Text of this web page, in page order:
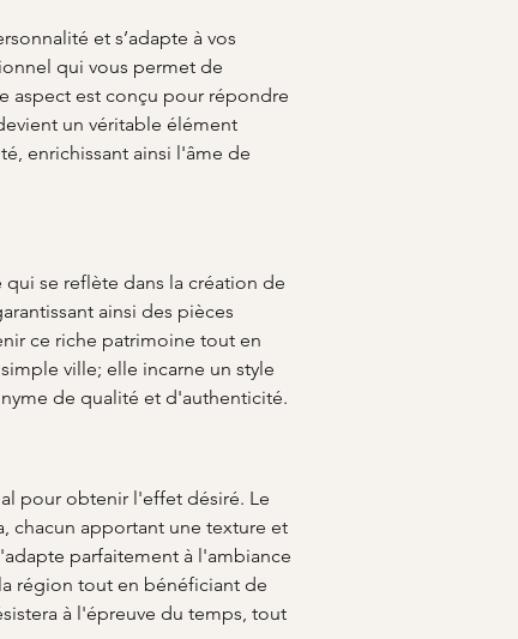
et s’adapte à vos
qui vous permet de
aspect est conçu pour répondre
un véritable élément
enrichissant ainsi l'âme de
se reflète dans la création de
ainsi des pièces
ce riche patrimoine tout en
ville; elle incarne un style
de qualité et d'authenticité.
pour obtenir l'effet désiré. Le
chacun apportant une texture et
parfaitement à l'ambiance
région tout en bénéficiant de
à l'épreuve du temps, tout